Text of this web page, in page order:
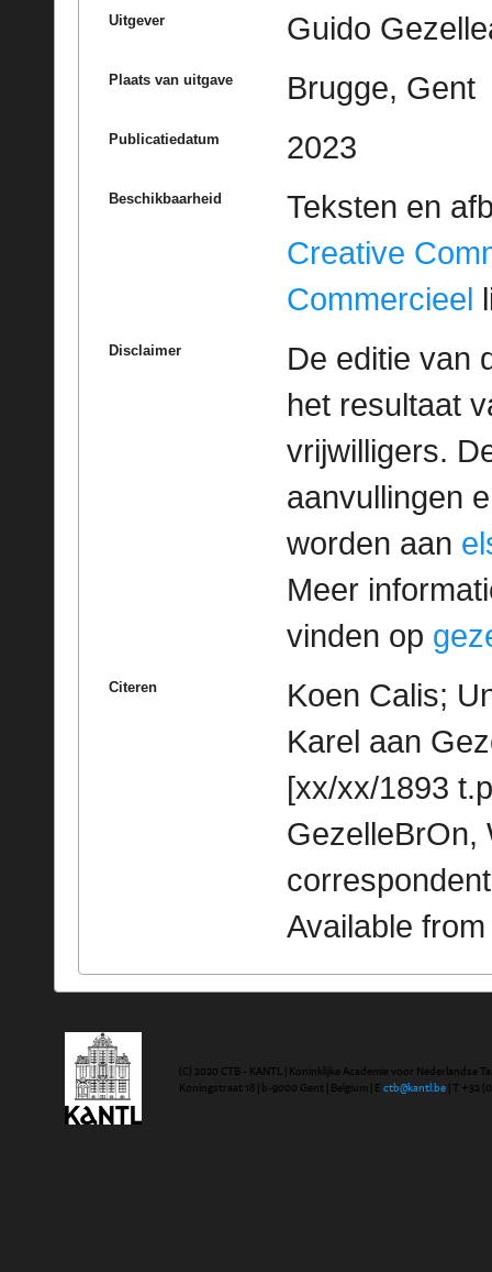
Uitgever Guido
Plaats van uitgave Brugge, Gent
Publicatiedatum 2023
Beschikbaarheid
Teksten en
Creative
Commercieel
Disclaimer
De editie van
het resultaat
vrijwilligers.
aanvullingen
worden aan
Meer
vinden op
Citeren
Koen Calis;
Karel aan
[xx/xx/1893
GezelleBrOn,
Available
(C) 2020 CTB - KANTL | Koninklijke Academie voor Nederlandse
Koningstraat 18 | b-9000 Gent | Belgium | E ctb@kantl.be | T +32